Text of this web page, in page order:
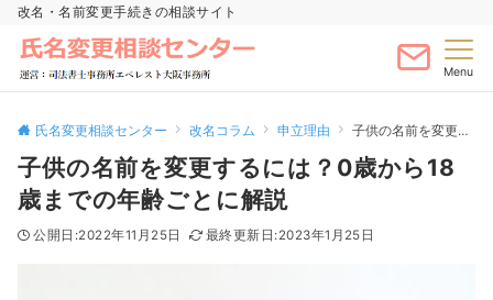
改名・名前変更手続きの相談サイト
Menu
氏名変更相談センター 改名コラム 申立理由 子供の名前を変更するには？0歳から18歳までの年齢ごとに解説
子供の名前を変更するには？0歳から18
歳までの年齢ごとに解説
2022年11月25日 2023年1月25日